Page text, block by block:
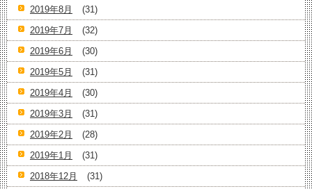
2019年8月
(31)
2019年7月
(32)
2019年6月
(30)
2019年5月
(31)
2019年4月
(30)
2019年3月
(31)
2019年2月
(28)
2019年1月
(31)
2018年12月
(31)